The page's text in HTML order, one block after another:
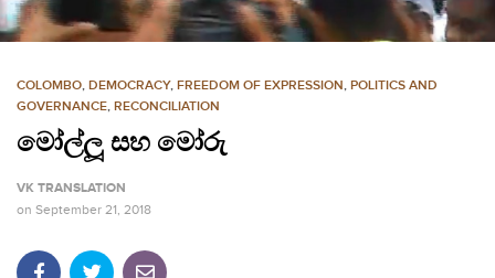
t
e
COLOMBO, DEMOCRACY, FREEDOM OF EXPRESSION, POLITICS AND
GOVERNANCE, RECONCILIATION
මෝල්ලූ සහ මෝරු
VK TRANSLATION
on September 21, 2018